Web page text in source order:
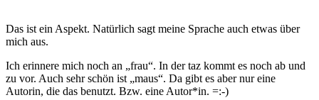
Das ist ein Aspekt. Natür­lich sagt mei­ne Spra­che auch etwas über
mich aus.
Ich erin­ne­re mich noch an „frau“. In der taz kommt es noch ab und
zu vor. Auch sehr schön ist „maus“. Da gibt es aber nur eine
Autorin, die das benutzt. Bzw. eine Autor*in. =:-)